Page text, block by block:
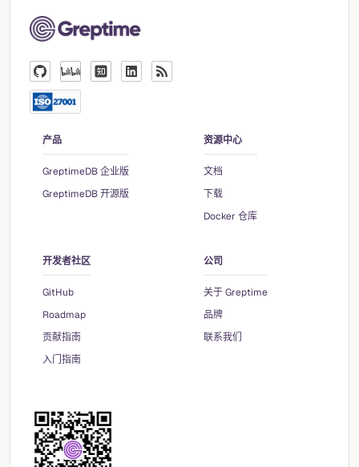
产品
GreptimeDB 企业版
GreptimeDB 开源版
资源中心
文档
下载
Docker 仓库
开发者社区
GitHub
Roadmap
贡献指南
入门指南
公司
关于 Greptime
品牌
联系我们